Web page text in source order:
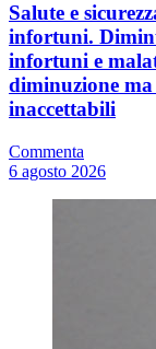
Salute e
infortuni.
infortuni e
diminuzione
inaccettabili
Commenta
6 agosto 2026